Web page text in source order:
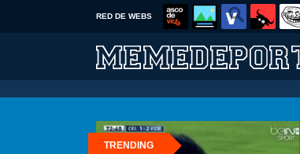
RED DE WEBS
TRENDING